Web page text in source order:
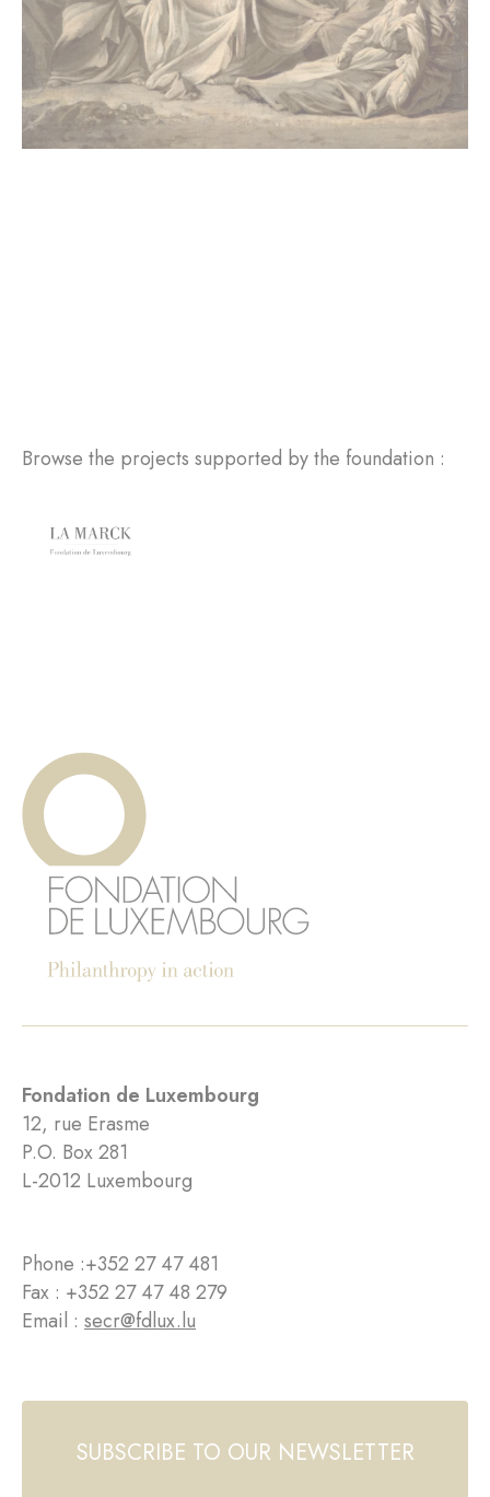
Browse the projects supported by the foundation :
Fondation de Luxembourg
12, rue Erasme
P.O. Box 281
L-2012 Luxembourg
Phone :+352 27 47 481
Fax : +352 27 47 48 279
Email : secr@fdlux.lu
SUBSCRIBE TO OUR NEWSLETTER